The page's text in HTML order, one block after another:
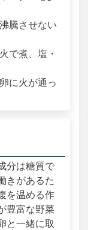
騰させない
で煮、塩・
に火が通っ
分は糖質で
きがあるた
を温める作
豊富な野菜
と一緒に取